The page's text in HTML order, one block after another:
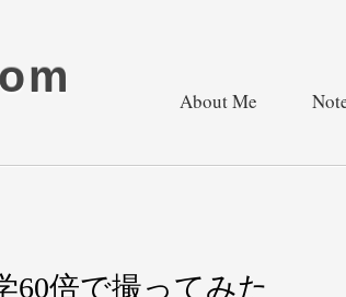
About Me
60倍で撮ってみた